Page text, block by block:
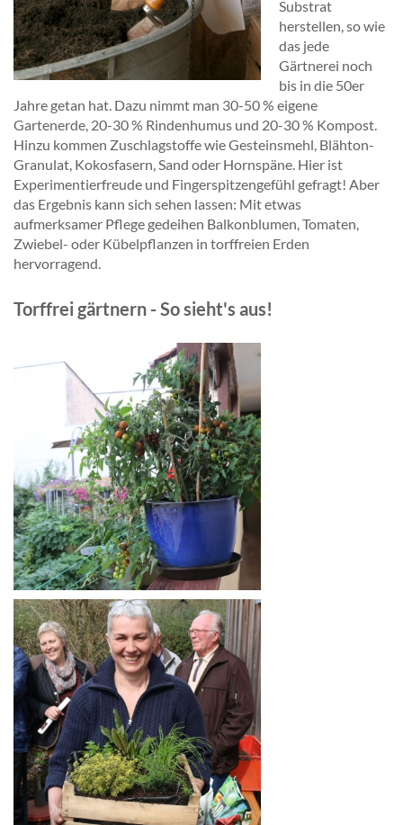
Substrat
herstellen, so wie
das jede
Gärtnerei noch
bis in die 50er
Jahre getan hat. Dazu nimmt man 30-50 % eigene
Gartenerde, 20-30 % Rindenhumus und 20-30 % Kompost.
Hinzu kommen Zuschlagstoffe wie Gesteinsmehl, Blähton-
Granulat, Kokosfasern, Sand oder Hornspäne. Hier ist
Experimentierfreude und Fingerspitzengefühl gefragt! Aber
das Ergebnis kann sich sehen lassen: Mit etwas
aufmerksamer Pflege gedeihen Balkonblumen, Tomaten,
Zwiebel- oder Kübelpflanzen in torffreien Erden
hervorragend.
Torffrei gärtnern - So sieht's aus!